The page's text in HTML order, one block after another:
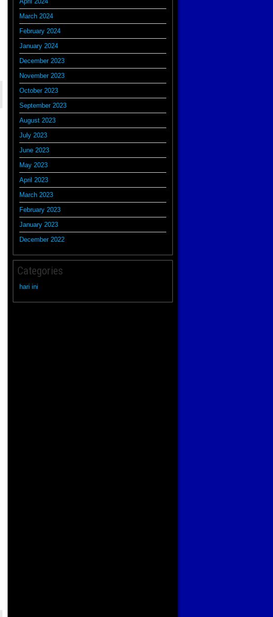
March 2024
February 2024
January 2024
December 2023
November 2023
October 2023
September 2023
August 2023
July 2023
June 2023
May 2023
April 2023
March 2023
February 2023
January 2023
December 2022
Categories
hari ini